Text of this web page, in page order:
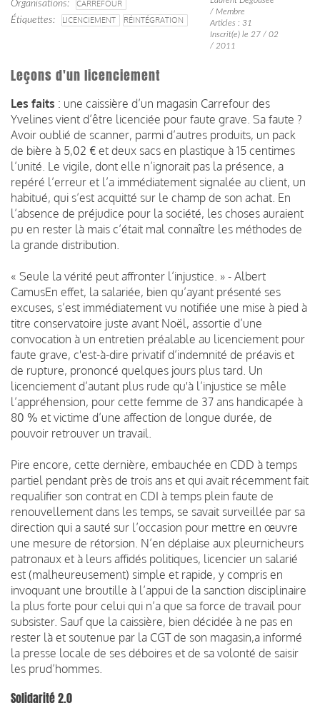
Organisations
CARREFOUR
Étiquettes
LICENCIEMENT RÉINTÉGRATION
/ Membre
Articles : 31
Inscrit(e) le 27 / 02
/ 2011
Leçons d'un licenciement
Les faits : une caissière d’un magasin Carrefour des
Yvelines vient d’être licenciée pour faute grave. Sa faute ?
Avoir oublié de scanner, parmi d’autres produits, un pack
de bière à 5,02 € et deux sacs en plastique à 15 centimes
l’unité. Le vigile, dont elle n’ignorait pas la présence, a
repéré l’erreur et l’a immédiatement signalée au client, un
habitué, qui s’est acquitté sur le champ de son achat. En
l’absence de préjudice pour la société, les choses auraient
pu en rester là mais c’était mal connaître les méthodes de
la grande distribution.
« Seule la vérité peut affronter l’injustice. » - Albert
CamusEn effet, la salariée, bien qu’ayant présenté ses
excuses, s’est immédiatement vu notifiée une mise à pied à
titre conservatoire juste avant Noël, assortie d’une
convocation à un entretien préalable au licenciement pour
faute grave, c'est-à-dire privatif d’indemnité de préavis et
de rupture, prononcé quelques jours plus tard. Un
licenciement d’autant plus rude qu'à l’injustice se mêle
l’appréhension, pour cette femme de 37 ans handicapée à
80 % et victime d’une affection de longue durée, de
pouvoir retrouver un travail.
Pire encore, cette dernière, embauchée en CDD à temps
partiel pendant près de trois ans et qui avait récemment fait
requalifier son contrat en CDI à temps plein faute de
renouvellement dans les temps, se savait surveillée par sa
direction qui a sauté sur l’occasion pour mettre en œuvre
une mesure de rétorsion. N’en déplaise aux pleurnicheurs
patronaux et à leurs affidés politiques, licencier un salarié
est (malheureusement) simple et rapide, y compris en
invoquant une broutille à l’appui de la sanction disciplinaire
la plus forte pour celui qui n’a que sa force de travail pour
subsister. Sauf que la caissière, bien décidée à ne pas en
rester là et soutenue par la CGT de son magasin,a informé
la presse locale de ses déboires et de sa volonté de saisir
les prud’hommes.
Solidarité 2.0